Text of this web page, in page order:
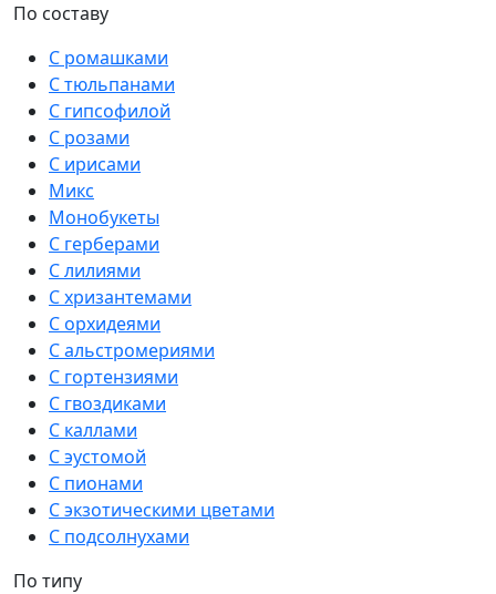
По составу
С ромашками
С тюльпанами
С гипсофилой
С розами
С ирисами
Микс
Монобукеты
С герберами
С лилиями
С хризантемами
С орхидеями
С альстромериями
С гортензиями
С гвоздиками
С каллами
С эустомой
С пионами
С экзотическими цветами
С подсолнухами
По типу